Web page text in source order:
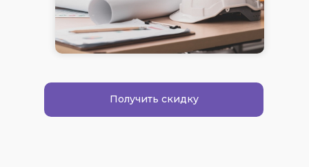
Получить скидку